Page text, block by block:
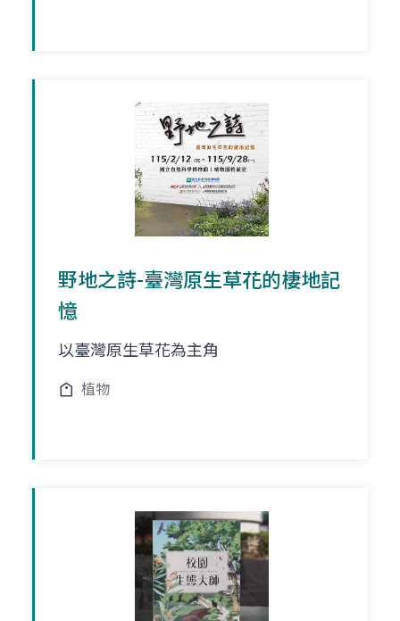
野地之詩-臺灣原生草花的棲地記
憶
以臺灣原生草花為主角
植物